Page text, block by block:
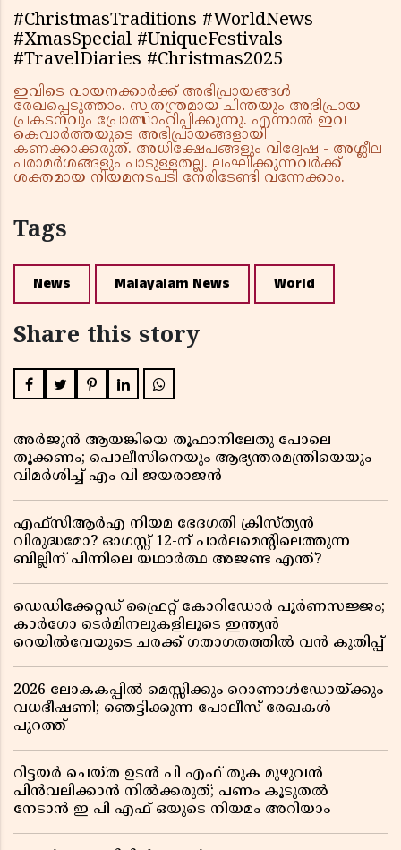
#ChristmasTraditions #WorldNews
#XmasSpecial #UniqueFestivals
#TravelDiaries #Christmas2025
ഇവിടെ വായനക്കാർക്ക് അഭിപ്രായങ്ങൾ
രേഖപ്പെടുത്താം. സ്വതന്ത്രമായ ചിന്തയും അഭിപ്രായ
പ്രകടനവും പ്രോത്സാഹിപ്പിക്കുന്നു. എന്നാൽ ഇവ
കെവാർത്തയുടെ അഭിപ്രായങ്ങളായി
കണക്കാക്കരുത്. അധിക്ഷേപങ്ങളും വിദ്വേഷ - അശ്ലീല
പരാമർശങ്ങളും പാടുള്ളതല്ല. ലംഘിക്കുന്നവർക്ക്
ശക്തമായ നിയമനടപടി നേരിടേണ്ടി വന്നേക്കാം.
Tags
News Malayalam News World
Share this story
അർജുൻ ആയങ്കിയെ തൂഫാനിലേതു പോലെ
തൂക്കണം; പൊലീസിനെയും ആഭ്യന്തരമന്ത്രിയെയും
വിമർശിച്ച് എം വി ജയരാജൻ
എഫ്സിആർഎ നിയമ ഭേദഗതി ക്രിസ്ത്യൻ
വിരുദ്ധമോ? ഓഗസ്റ്റ് 12-ന് പാർലമെന്റിലെത്തുന്ന
ബില്ലിന് പിന്നിലെ യഥാർത്ഥ അജണ്ട എന്ത്?
ഡെഡിക്കേറ്റഡ് ഫ്രൈറ്റ് കോറിഡോർ പൂർണസജ്ജം;
കാർഗോ ടെർമിനലുകളിലൂടെ ഇന്ത്യൻ
റെയിൽവേയുടെ ചരക്ക് ഗതാഗതത്തിൽ വൻ കുതിപ്പ്
2026 ലോകകപ്പിൽ മെസ്സിക്കും റൊണാൾഡോയ്ക്കും
വധഭീഷണി; ഞെട്ടിക്കുന്ന പോലീസ് രേഖകൾ
പുറത്ത്
റിട്ടയർ ചെയ്ത ഉടൻ പി എഫ് തുക മുഴുവൻ
പിൻവലിക്കാൻ നിൽക്കരുത്; പണം കൂടുതൽ
നേടാൻ ഇ പി എഫ് ഒയുടെ നിയമം അറിയാം